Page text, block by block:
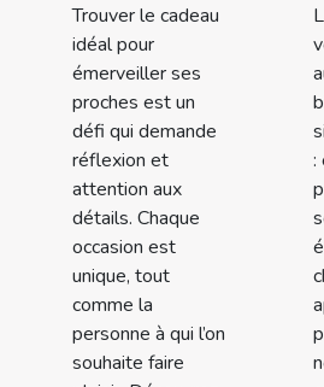
Trouver le cadeau
idéal pour
émerveiller ses
proches est un
défi qui demande
réflexion et
attention aux
détails. Chaque
occasion est
unique, tout
comme la
personne à qui l’on
souhaite faire
: